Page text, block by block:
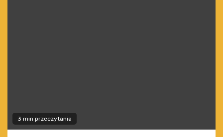
3 min przeczytania